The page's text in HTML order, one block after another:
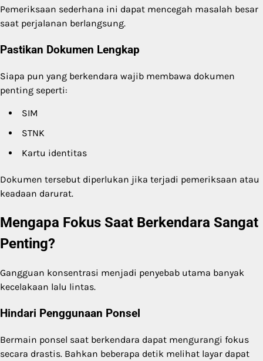
Pemeriksaan sederhana ini dapat mencegah masalah besar
saat perjalanan berlangsung.
Pastikan Dokumen Lengkap
Siapa pun yang berkendara wajib membawa dokumen
penting seperti:
SIM
STNK
Kartu identitas
Dokumen tersebut diperlukan jika terjadi pemeriksaan atau
keadaan darurat.
Mengapa Fokus Saat Berkendara Sangat
Penting?
Gangguan konsentrasi menjadi penyebab utama banyak
kecelakaan lalu lintas.
Hindari Penggunaan Ponsel
Bermain ponsel saat berkendara dapat mengurangi fokus
secara drastis. Bahkan beberapa detik melihat layar dapat